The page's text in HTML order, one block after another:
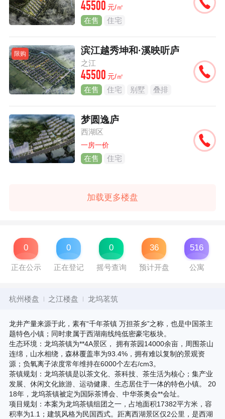
45500 元/㎡
在售 住宅
限购 滨江越秀坤和·溪映听庐
之江
45500 元/㎡
在售 住宅 别墅 叠排
梦圆逸庐
西湖区
一房一价
在售 住宅
加载更多楼盘
0
正在公示
0
正在登记
0
摇号查询
36
预计开盘
516
公寓
杭州楼盘 之江楼盘 龙坞茗筑
龙井产量来源于此，素有“千年茶镇 万担茶乡”之称，也是中国茶主
题特色小镇；同时隶属于西湖南线纯低密豪宅板块。
生态环境：龙坞茶镇为**4A景区， 拥有茶园14000余亩，周围茶山
连绵，山水相绕，森林覆盖率为93.4%，拥有难以复制的景观资
源；负氧离子浓度常年维持在6000个左右/cm3。
茶镇规划：龙坞茶镇是以茶文化、茶科技、茶生活为核心；集产业
发展、休闲文化旅游、运动健康、生态居住于一体的特色小镇。 20
18年，龙坞茶镇被定为国际茶博会、中华茶奥会**会址。
项目规划：本案为龙坞茶镇组团之一，占地面积17382平方米，容
积率为1.1；建筑风格为民国西式。距离西湖景区仅2公里，是西湖